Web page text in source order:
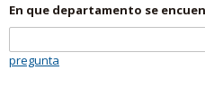
En que departamento se
pregunta